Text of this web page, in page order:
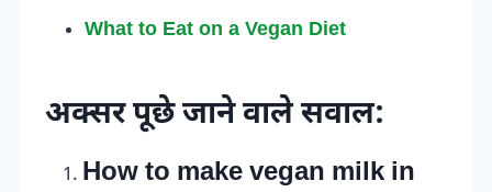
What to Eat on a Vegan Diet
अक्सर पूछे जाने वाले सवाल:
How to make vegan milk in